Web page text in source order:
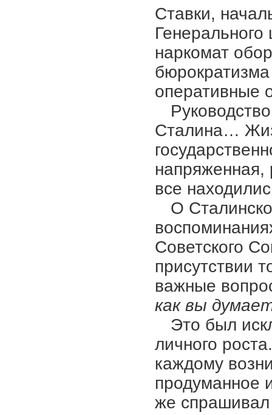
Ставки,
наркомат
оперативные
Сталина…
напряженная,
все
О
Советского
присутствии
важные
как вы
Это был
личного
каждому
продуманное
же спрашивал